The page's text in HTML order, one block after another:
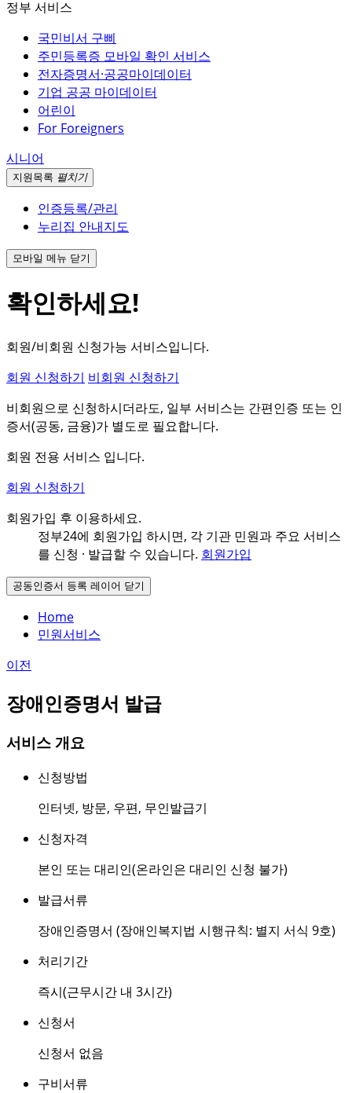
정부 서비스
국민비서 구삐
주민등록증 모바일 확인 서비스
전자증명서·공공마이데이터
기업 공공 마이데이터
어린이
For Foreigners
시니어
지원 목록 펼치기
인증등록/관리
누리집 안내지도
모바일 메뉴 닫기
확인하세요!
회원/비회원 신청가능 서비스입니다.
회원 신청하기 비회원 신청하기
비회원으로 신청하시더라도, 일부 서비스는 간편인증 또는 인
증서(공동, 금융)가 별도로 필요합니다.
회원 전용 서비스 입니다.
회원 신청하기
회원가입 후 이용하세요.
정부24에 회원가입 하시면, 각 기관 민원과 주요 서비스
를 신청 · 발급할 수 있습니다. 회원가입
공동인증서 등록 레이어 닫기
Home
민원서비스
이전
장애인증명서 발급
서비스 개요
신청방법
인터넷, 방문, 우편, 무인발급기
신청자격
본인 또는 대리인(온라인은 대리인 신청 불가)
발급서류
장애인증명서 (장애인복지법 시행규칙: 별지 서식 9호)
처리기간
즉시(근무시간 내 3시간)
신청서
신청서 없음
구비서류